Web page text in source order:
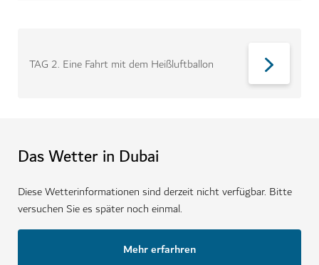
TAG 2. Eine Fahrt mit dem Heißluftballon
Das Wetter in Dubai
Diese Wetterinformationen sind derzeit nicht verfügbar. Bitte
versuchen Sie es später noch einmal.
Mehr erfarhren